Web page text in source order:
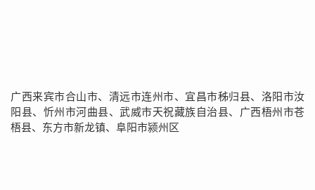
广西来宾市合山市、清远市连州市、宜昌市秭归县、洛阳市汝
阳县、忻州市河曲县、武威市天祝藏族自治县、广西梧州市苍
梧县、东方市新龙镇、阜阳市颍州区